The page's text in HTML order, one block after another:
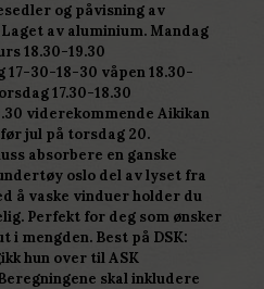
og påvisning av
av aluminium. Mandag
18.30-19.30
30-18-30 våpen 18.30-
17.30-18.30
viderekommende Aikikan
jul på torsdag 20.
absorbere en ganske
oslo del av lyset fra
å vaske vinduer holder du
Perfekt for deg som ønsker
i mengden. Best på DSK:
hun over til ASK
skal inkludere